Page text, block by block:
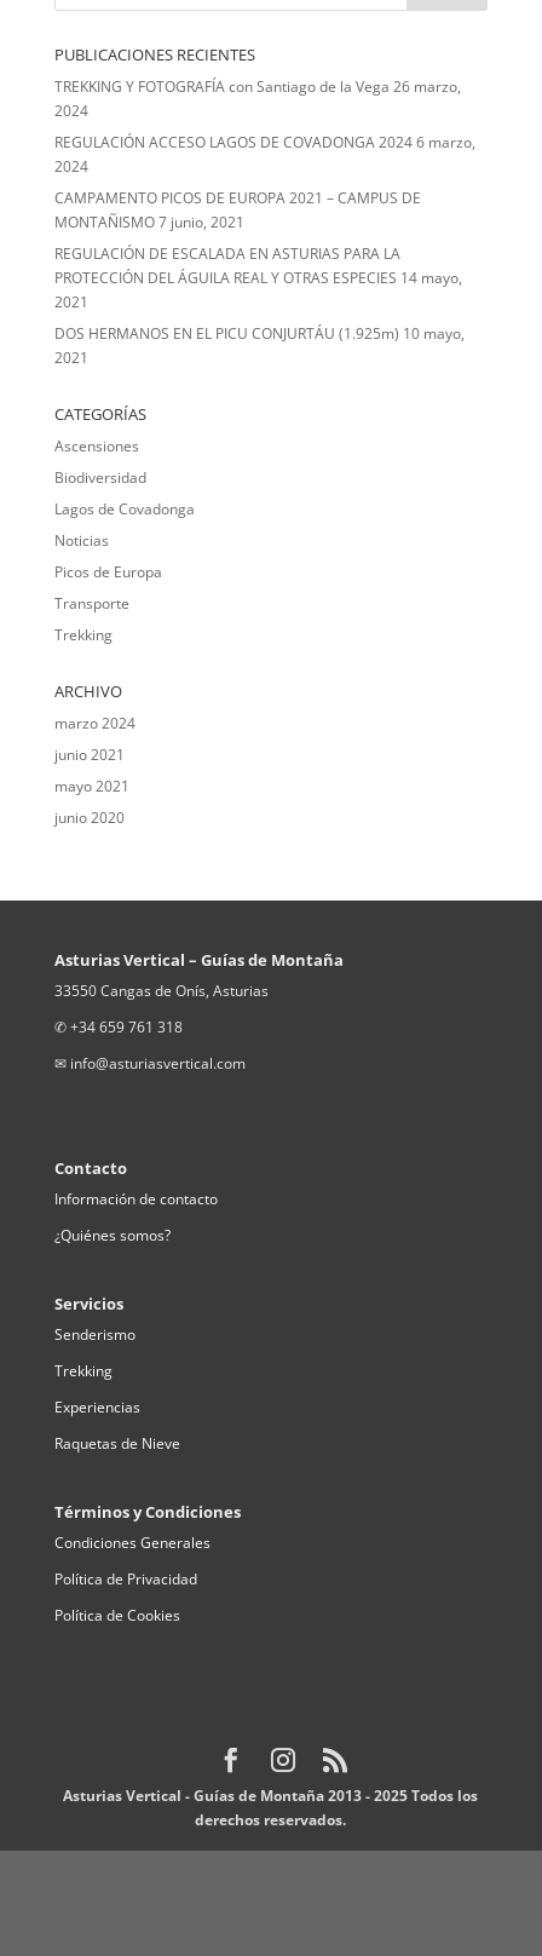
PUBLICACIONES RECIENTES
TREKKING Y FOTOGRAFÍA con Santiago de la Vega 26 marzo,
2024
REGULACIÓN ACCESO LAGOS DE COVADONGA 20246 marzo,
2024
CAMPAMENTO PICOS DE EUROPA 2021 – CAMPUS DE
MONTAÑISMO7 junio, 2021
REGULACIÓN DE ESCALADA EN ASTURIAS PARA LA
PROTECCIÓN DEL ÁGUILA REAL Y OTRAS ESPECIES 14 mayo,
2021
DOS HERMANOS EN EL PICU CONJURTÁU (1.925m) 10 mayo,
2021
CATEGORÍAS
Ascensiones
Biodiversidad
Lagos de Covadonga
Noticias
Picos de Europa
Transporte
Trekking
ARCHIVO
marzo 2024
junio 2021
mayo 2021
junio 2020
Asturias Vertical – Guías de Montaña
33550 Cangas de Onís, Asturias
✆ +34 659 761 318
✉ info@asturiasvertical.com
Contacto
Información de contacto
¿Quiénes somos?
Servicios
Senderismo
Trekking
Experiencias
Raquetas de Nieve
Términos y Condiciones
Condiciones Generales
Política de Privacidad
Política de Cookies
Asturias Vertical - Guías de Montaña 2013 - 2025 Todos los
derechos reservados.